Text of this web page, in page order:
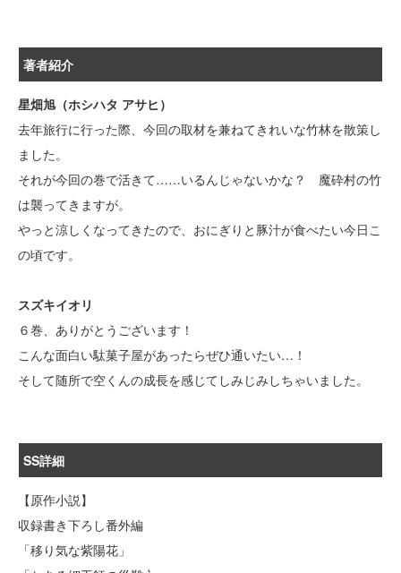
著者紹介
星畑旭（ホシハタ アサヒ）
去年旅行に行った際、今回の取材を兼ねてきれいな竹林を散策し
ました。
それが今回の巻で活きて……いるんじゃないかな？ 魔砕村の竹
は襲ってきますが。
やっと涼しくなってきたので、おにぎりと豚汁が食べたい今日こ
の頃です。
スズキイオリ
６巻、ありがとうございます！
こんな面白い駄菓子屋があったらぜひ通いたい…！
そして随所で空くんの成長を感じてしみじみしちゃいました。
SS詳細
【原作小説】
収録書き下ろし番外編
「移り気な紫陽花」